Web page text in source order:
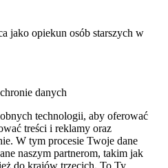
jako opiekun osób starszych w
danych
technologii, aby oferować
treści i reklamy oraz
W tym procesie Twoje dane
naszym partnerom, takim jak
do krajów trzecich. To Ty